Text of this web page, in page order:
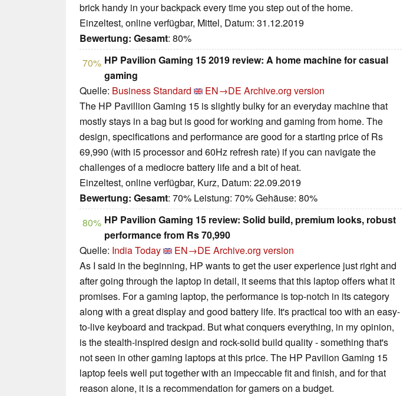
brick handy in your backpack every time you step out of the home.
Einzeltest, online verfügbar, Mittel, Datum: 31.12.2019
Bewertung: Gesamt: 80%
70% HP Pavilion Gaming 15 2019 review: A home machine for casual
gaming
Quelle: Business Standard EN→DE Archive.org version
The HP Pavillion Gaming 15 is slightly bulky for an everyday machine that
mostly stays in a bag but is good for working and gaming from home. The
design, specifications and performance are good for a starting price of Rs
69,990 (with i5 processor and 60Hz refresh rate) if you can navigate the
challenges of a mediocre battery life and a bit of heat.
Einzeltest, online verfügbar, Kurz, Datum: 22.09.2019
Bewertung: Gesamt: 70% Leistung: 70% Gehäuse: 80%
80% HP Pavilion Gaming 15 review: Solid build, premium looks, robust
performance from Rs 70,990
Quelle: India Today EN→DE Archive.org version
As I said in the beginning, HP wants to get the user experience just right and
after going through the laptop in detail, it seems that this laptop offers what it
promises. For a gaming laptop, the performance is top-notch in its category
along with a great display and good battery life. It's practical too with an easy-
to-live keyboard and trackpad. But what conquers everything, in my opinion,
is the stealth-inspired design and rock-solid build quality - something that's
not seen in other gaming laptops at this price. The HP Pavilion Gaming 15
laptop feels well put together with an impeccable fit and finish, and for that
reason alone, it is a recommendation for gamers on a budget.